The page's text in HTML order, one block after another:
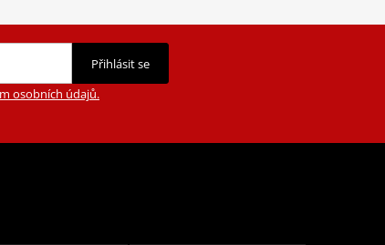
Přihlásit se
osobních údajů.